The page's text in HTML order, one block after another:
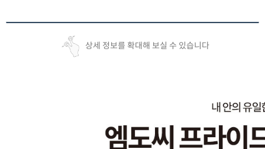
상세 정보를 확대해 보실 수 있습니다